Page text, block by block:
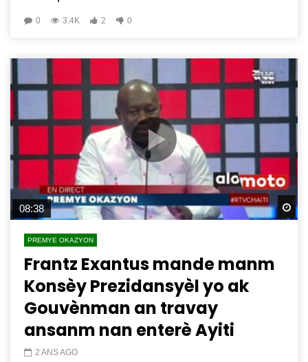
0 3.4K 2 0
08:38
PREMYE OKAZYON
Frantz Exantus mande manm
Konsèy Prezidansyèl yo ak
Gouvènman an travay
ansanm nan enterè Ayiti
2 ANS AGO